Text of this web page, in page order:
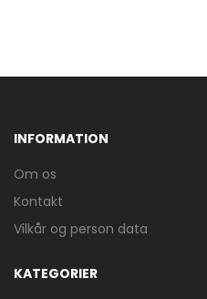
INFORMATION
Om os
Kontakt
Vilkår og person data
KATEGORIER